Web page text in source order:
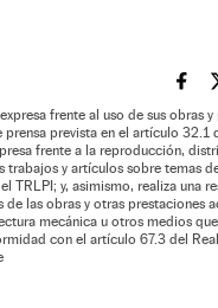
EL
frente al uso de sus obras
prensa prevista en el artículo 32.1
frente a la reproducción,
trabajos y artículos sobre temas
TRLPI; y, asimismo, realiza una
de las obras y otras prestaciones
mecánica u otros medios
con el artículo 67.3 del